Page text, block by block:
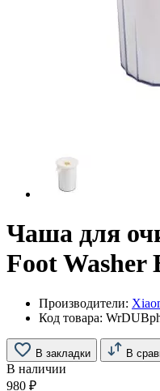
Чаша для
Foot Washer
Производители:
Код товара:
В закладки В
В наличии
980 ₽